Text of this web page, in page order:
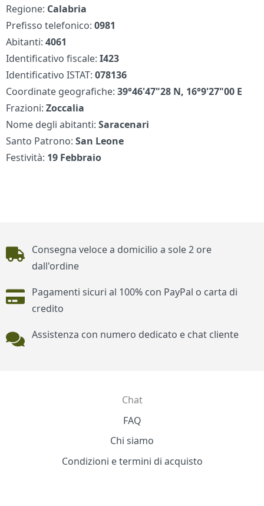
Regione: Calabria
Prefisso telefonico:0981
Abitanti:4061
Identificativo fiscale:I423
Identificativo ISTAT:078136
Coordinate geografiche:39°46'47"28 N, 16°9'27"00 E
Frazioni:Zoccalia
Nome degli abitanti:Saracenari
Santo Patrono:San Leone
Festività: 19 Febbraio
Piè di pagina
Consegna veloce a domicilio a sole 2 ore
dall'ordine
Pagamenti sicuri al 100% con PayPal o carta di
credito
Assistenza con numero dedicato e chat cliente
Chat
FAQ
Chi siamo
Condizioni e termini di acquisto